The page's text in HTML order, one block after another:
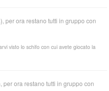
per ora restano tutti in gruppo con
visto lo schifo con cui avete giocato la
per ora restano tutti in gruppo con